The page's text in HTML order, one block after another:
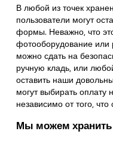
В любой из точек
пользователи могут
формы. Неважно, что
фотооборудование
можно сдать на
ручную кладь, или
оставить наши
могут выбирать оплату
независимо от того,
Мы можем хранить